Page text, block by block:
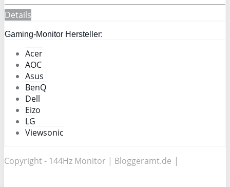
Details
Gaming-Monitor Hersteller:
Acer
AOC
Asus
BenQ
Dell
Eizo
LG
Viewsonic
Copyright - 144Hz Monitor | Bloggeramt.de |